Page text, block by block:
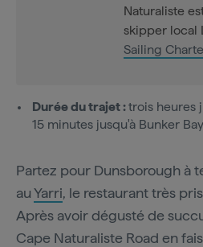
Naturaliste
skipper local
Sailing
Durée du trajet :trois heures
15 minutes jusqu'à Bunker
Partez pour Dunsborough à
auYarri, le restaurant très
Après avoir dégusté de
Cape Naturaliste Road en